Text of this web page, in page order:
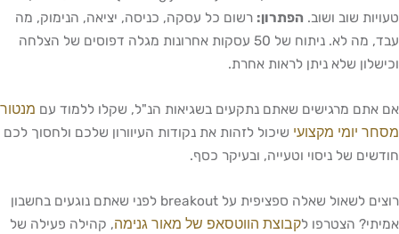
שוב ושוב.הפתרון:רשום כל עסקה, כניסה, יציאה, הנימוק, מה
עבד, מה לא. ניתוח של 50 עסקות אחרונות מגלה דפוסים של הצלחה
שלא ניתן לראות אחרת.
אתם מרגישים שאתם נתקעים בשגיאות הנ"ל, שקלו ללמוד עםמנטור
יומי מקצועישיכול לזהות את נקודות העיוורון שלכם ולחסוך לכם
של ניסוי וטעייה, ובעיקר כסף.
רוצים לשאול שאלה ספציפית על breakout לפני שאתם נוגעים בחשבון
הצטרפו לקבוצת הווטסאפ של מאור גנימה, קהילה פעילה של